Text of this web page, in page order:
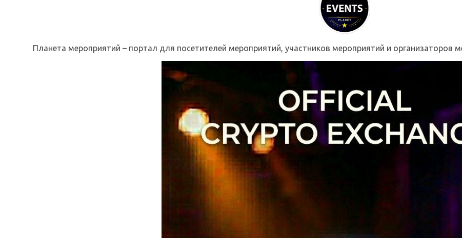
Планета мероприятий – портал для посетителей мероприятий, участников мероприятий и организаторов